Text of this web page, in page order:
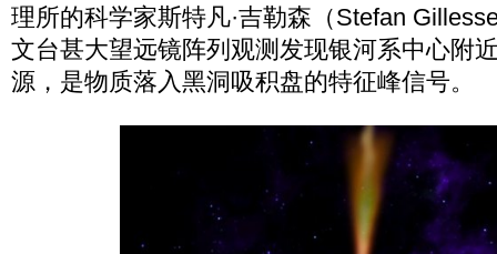
理所的科学家斯特凡·吉勒森（Stefan
文台甚大望远镜阵列观测发现银河系中心附
源，是物质落入黑洞吸积盘的特征峰信号。